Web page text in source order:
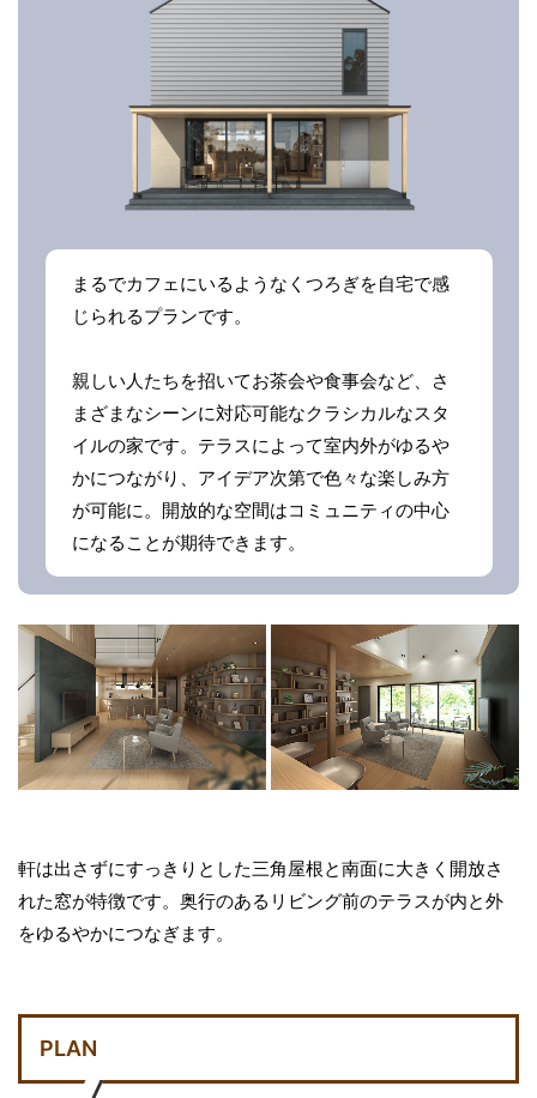
まるでカフェにいるようなくつろぎを自宅で感
じられるプランです。
親しい人たちを招いてお茶会や食事会など、さ
まざまなシーンに対応可能なクラシカルなスタ
イルの家です。テラスによって室内外がゆるや
かにつながり、アイデア次第で色々な楽しみ方
が可能に。開放的な空間はコミュニティの中心
になることが期待できます。
軒は出さずにすっきりとした三角屋根と南面に大きく開放さ
れた窓が特徴です。奥行のあるリビング前のテラスが内と外
をゆるやかにつなぎます。
PLAN